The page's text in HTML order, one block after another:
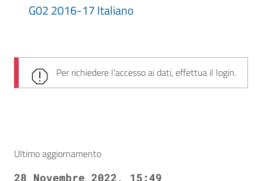
G02 2016-17 Italiano
Per richiedere l'accesso ai dati, effettua il login.
Ultimo aggiornamento
28 Novembre 2022, 15:49